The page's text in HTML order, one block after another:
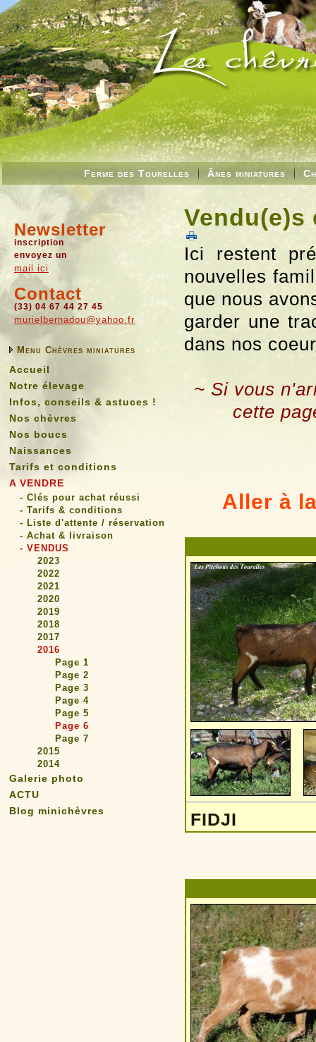
Ferme des Tourelles Ânes miniatures
Newsletter
inscription
envoyez un
mail ici
Contact
(33) 04 67 44 27 45
murielbernadou@yahoo.fr
Menu Chèvres miniatures
Accueil
Notre élevage
Infos, conseils & astuces !
Nos chèvres
Nos boucs
Naissances
Tarifs et conditions
A VENDRE
- Clés pour achat réussi
- Tarifs & conditions
- Liste d'attente / réservation
- Achat & livraison
- VENDUS
2023
2022
2021
2020
2019
2018
2017
2016
Page 1
Page 2
Page 3
Page 4
Page 5
Page 6
Page 7
2015
2014
Galerie photo
ACTU
Blog minichèvres
Vendu(e)s
Ici restent
nouvelles
que nous
garder une
dans nos
~ Si vous
cette
Aller à
FIDJI